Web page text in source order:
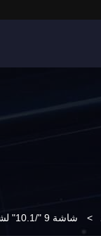
> شاشة 9 "/10.1" لشركة فورد KUGA 2 Escape 3 C-MAX 2012- 2019 Car Multimedia Stereo